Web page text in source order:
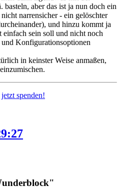
basteln, aber das ist ja nun doch ein
narrensicher - ein gelöschter
und hinzu kommt ja
einfach sein soll und nicht noch
Konfigurationsoptionen
in keinster Weise anmaßen,
jetzt spenden!